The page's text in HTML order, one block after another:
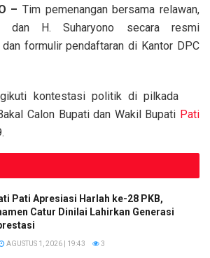
at
s
p
p
py
Li
k
ar
e
– Tim pemenangan bersama relawan,
dan H. Suharyono secara resmi
formulir pendaftaran di Kantor DPC
kontestasi politik di pilkada
Calon Bupati dan Wakil Bupati Pati
Pati Apresiasi Harlah ke-28 PKB,
Catur Dinilai Lahirkan Generasi
AGUSTUS 1, 2026 | 19:43 3